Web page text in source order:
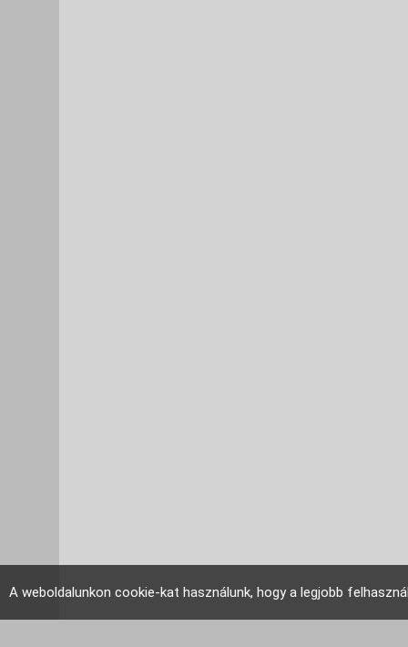
A weboldalunkon cookie-kat használunk, hogy a legjobb